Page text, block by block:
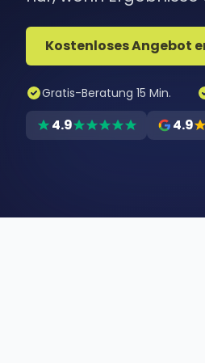
Kostenloses Angebot
Gratis-Beratung 15 Min.
4.9 4.9